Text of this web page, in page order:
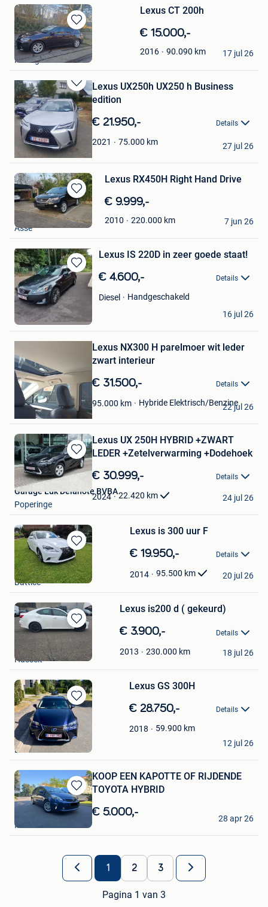
Bewaren
in
Mijn
Favorieten
Lexus CT 200h
€ 15.000,-
2016 90.090 km
Jan
Hekelgem
17 jul 26
Bewaren
in
Mijn
Favorieten
Lexus UX250h UX250 h Business
edition
€ 21.950,- Details
2021 75.000 km
Patje
Heusden
27 jul 26
Bewaren
in
Mijn
Lexus RX450H Right Hand Drive
€ 9.999,-
2010 220.000 km
Litmit
Asse
7 jun 26
Bewaren
in
Mijn
Favorieten
Lexus IS 220D in zeer goede staat!
€ 4.600,- Details
Diesel
Handgeschakeld
Yasmine
Genk
16 jul 26
Favorieten
Lexus NX300 H parelmoer wit leder
zwart interieur
€ 31.500,- Details
95.000 km Hybride Elektrisch/Benzine
dusothoit nathalie
Ingelmunster
22 jul 26
Bewaren
in
Favorieten
Lexus UX 250H HYBRID +ZWART
LEDER +Zetelverwarming +Dodehoek
€ 30.999,- Details
2024 22.420 km
Garage Luk Delanote BVBA
Poperinge
24 jul 26
Bewaren
in
Mijn
Favorieten
Lexus is 300 uur F
€ 19.950,- Details
2014 95.500 km
Garage hossay
Battice
20 jul 26
Bewaren
in
Mijn
Favorieten
Lexus is200 d ( gekeurd)
€ 3.900,- Details
2013 230.000 km
adam
Hasselt
18 jul 26
Bewaren
in
Mijn
Favorieten
Lexus GS 300H
€ 28.750,- Details
2018 59.900 km
kasper
Denderleeuw
12 jul 26
Bewaren
in
Mijn
Favorieten
KOOP EEN KAPOTTE OF RIJDENDE
TOYOTA HYBRID
€ 5.000,-
Voitures
Mouscron
28 apr 26
1 2 3
Pagina 1 van 3